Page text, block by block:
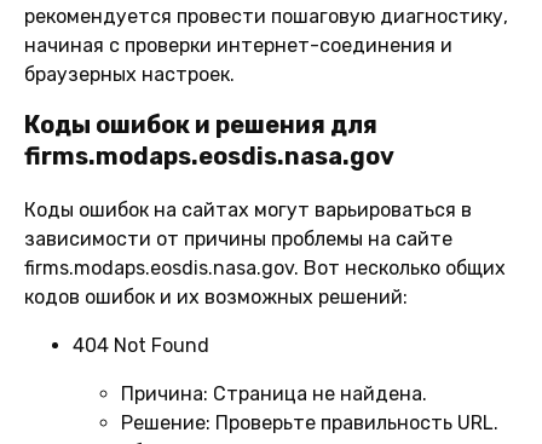
рекомендуется провести пошаговую диагностику,
начиная с проверки интернет-соединения и
браузерных настроек.
Коды ошибок и решения для
firms.modaps.eosdis.nasa.gov
Коды ошибок на сайтах могут варьироваться в
зависимости от причины проблемы на сайте
firms.modaps.eosdis.nasa.gov. Вот несколько общих
кодов ошибок и их возможных решений:
404 Not Found
Причина: Страница не найдена.
Решение: Проверьте правильность URL.